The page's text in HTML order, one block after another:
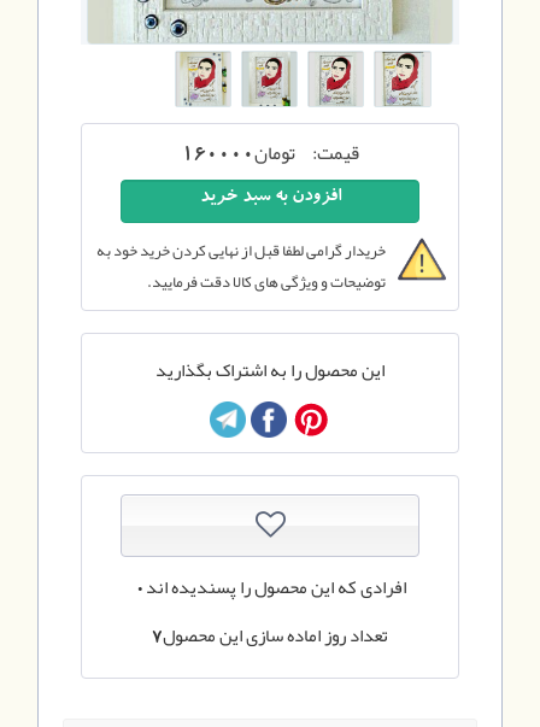
قیمت: تومان160000
خریدار گرامی لطفا قبل از نهایی کردن خرید خود به
توضیحات و ویژگی های کالا دقت فرمایید.
این محصول را به اشتراک بگذارید
0 افرادی که این محصول را پسندیده اند
تعداد روز اماده سازی این محصول7